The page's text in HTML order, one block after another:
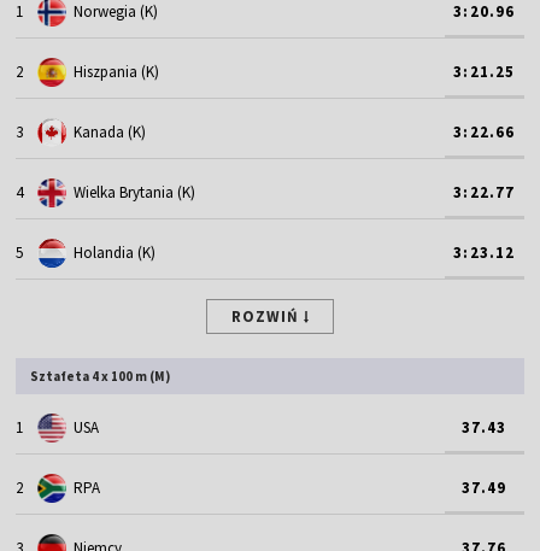
1 Norwegia (K) 3:20.96
2 Hiszpania (K) 3:21.25
3 Kanada (K) 3:22.66
4 Wielka Brytania (K) 3:22.77
5 Holandia (K) 3:23.12
ROZWIŃ
Sztafeta 4 x 100 m (M)
1 USA 37.43
2 RPA 37.49